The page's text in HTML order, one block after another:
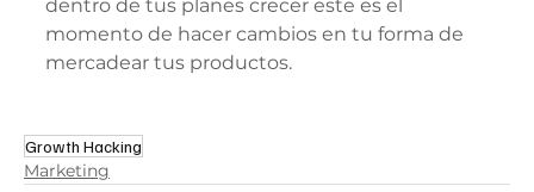
dentro de tus planes crecer este es el
momento de hacer cambios en tu forma de
mercadear tus productos.
Growth Hacking
Marketing